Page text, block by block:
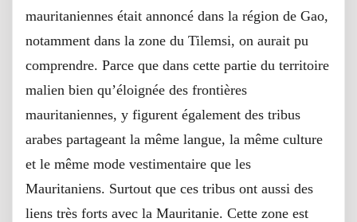
mauritaniennes était annoncé dans la région de Gao,
notamment dans la zone du Tilemsi, on aurait pu
comprendre. Parce que dans cette partie du territoire
malien bien qu’éloignée des frontières
mauritaniennes, y figurent également des tribus
arabes partageant la même langue, la même culture
et le même mode vestimentaire que les
Mauritaniens. Surtout que ces tribus ont aussi des
liens très forts avec la Mauritanie. Cette zone est